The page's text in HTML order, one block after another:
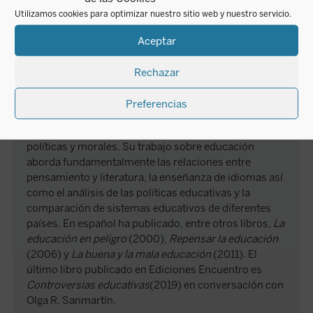
Utilizamos cookies para optimizar nuestro sitio web y nuestro servicio.
Aceptar
Rechazar
Preferencias
Inger Enkvist es catedrática de español en la
Universidad de Lund, Suecia. Experta en literatura
hispánica, ha centrado su investigación en las obras
de Mario Vargas Llosa y Juan Goytisolo. Es miembro
del Consejo académico de la Cátedra Mario Vargas
Llosa, en la Biblioteca virtual Miguel de Cervantes.
Formó parte del Consejo sueco de educación superior
políticas y morales. Su trabajo sobre educación
aborda fundamentalmente las relaciones entre
pensamiento y literatura, la enseñanza de idiomas así
como el análisis de las políticas educativas y la
comparación de sistemas educativos de diferentes
países. En español ha publicado, entre otros libros, La
educación en peligro (2000), Repensar la educación
(2006) y La buena y la mala educación (2011). El
último libro publicado en Ediciones Encuentro es
Controversias educativas(2019) en conversación con
Olga R. Sanmartín.